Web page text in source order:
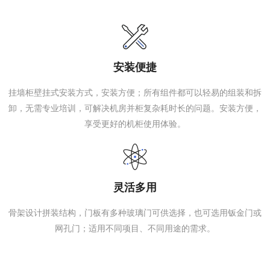
安装便捷
挂墙柜壁挂式安装方式，安装方便；所有组件都可以轻易的组装和拆
卸，无需专业培训，可解决机房并柜复杂耗时长的问题。安装方便，
享受更好的机柜使用体验。
灵活多用
骨架设计拼装结构，门板有多种玻璃门可供选择，也可选用钣金门或
网孔门；适用不同项目、不同用途的需求。